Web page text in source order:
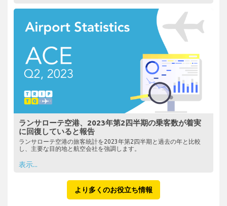
ランサローテ空港、2023年第2四半期の乗客数が着実
に回復していると報告
ランサローテ空港の旅客統計を2023年第2四半期と過去の年と比較
し、主要な目的地と航空会社を強調します。
表示...
より多くのお役立ち情報